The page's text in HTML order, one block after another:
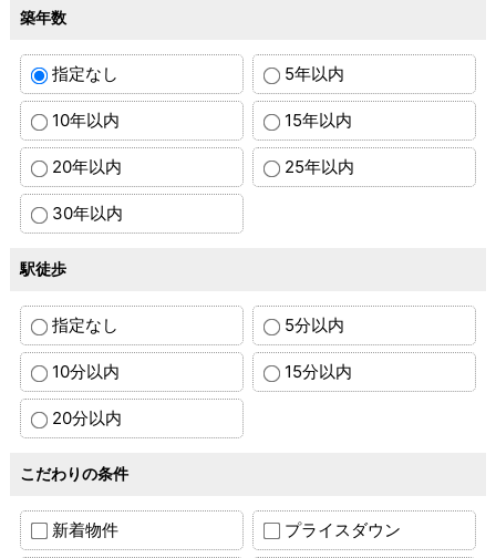
築年数
指定なし 5年以内
10年以内 15年以内
20年以内 25年以内
30年以内
駅徒歩
指定なし 5分以内
10分以内 15分以内
20分以内
こだわりの条件
新着物件 プライスダウン